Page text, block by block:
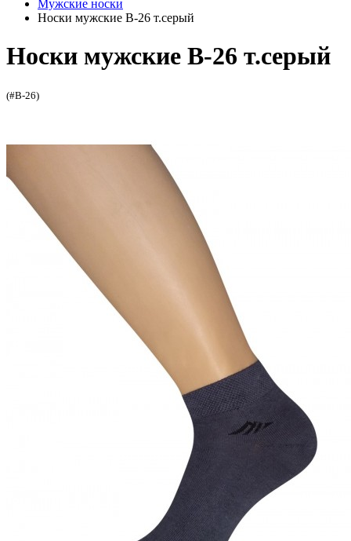
Мужские носки
Носки мужские В-26 т.серый
Носки мужские В-26 т.серый
(#В-26)